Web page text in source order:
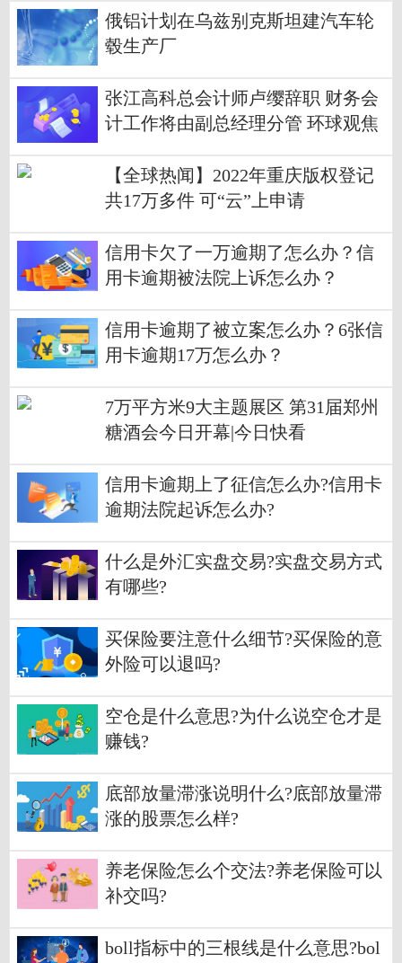
俄铝计划在乌兹别克斯坦建汽车轮
毂生产厂
张江高科总会计师卢缨辞职 财务会
计工作将由副总经理分管 环球观焦
【全球热闻】2022年重庆版权登记
共17万多件 可“云”上申请
信用卡欠了一万逾期了怎么办？信
用卡逾期被法院上诉怎么办？
信用卡逾期了被立案怎么办？6张信
用卡逾期17万怎么办？
7万平方米9大主题展区 第31届郑州
糖酒会今日开幕|今日快看
信用卡逾期上了征信怎么办?信用卡
逾期法院起诉怎么办?
什么是外汇实盘交易?实盘交易方式
有哪些?
买保险要注意什么细节?买保险的意
外险可以退吗?
空仓是什么意思?为什么说空仓才是
赚钱?
底部放量滞涨说明什么?底部放量滞
涨的股票怎么样?
养老保险怎么个交法?养老保险可以
补交吗?
boll指标中的三根线是什么意思?bol